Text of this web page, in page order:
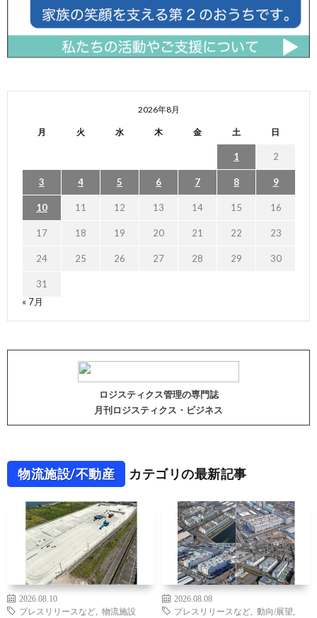
2026年8月
月 火 水 木 金 土 日
1 2
3 4 5 6 7 8 9
10 11 12 13 14 15 16
17 18 19 20 21 22 23
24 25 26 27 28 29 30
31
« 7月
ロジスティクス管理の専門誌
月刊ロジスティクス・ビジネス
物流施設/不動産 カテゴリの最新記事
2026.08.10
プレスリリースなど
物流施設
2026.08.08
プレスリリースなど
動向/展望